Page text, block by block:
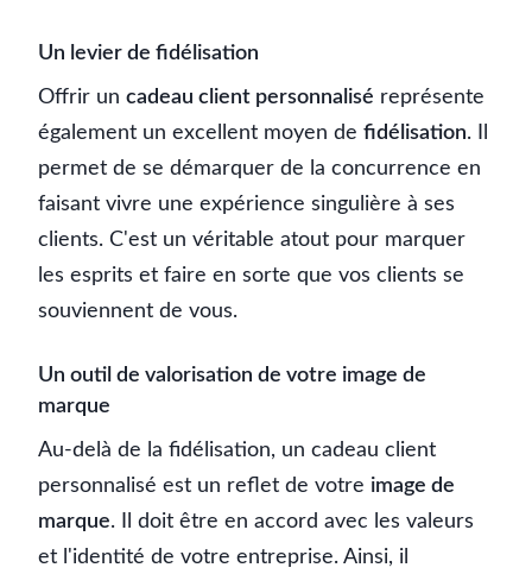
Un levier de fidélisation
Offrir un cadeau client personnalisé représente
également un excellent moyen de fidélisation. Il
permet de se démarquer de la concurrence en
faisant vivre une expérience singulière à ses
clients. C'est un véritable atout pour marquer
les esprits et faire en sorte que vos clients se
souviennent de vous.
Un outil de valorisation de votre image de
marque
Au-delà de la fidélisation, un cadeau client
personnalisé est un reflet de votre image de
marque. Il doit être en accord avec les valeurs
et l'identité de votre entreprise. Ainsi, il